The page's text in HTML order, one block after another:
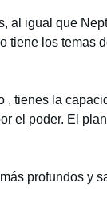
al igual que
tiene los temas
tienes la
el poder. El
profundos y